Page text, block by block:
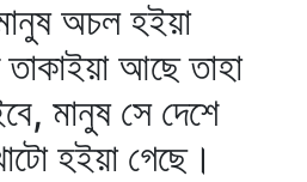
মানুষ অচল হইয়া
তাকাইয়া আছে তাহা
মানুষ সে দেশে
হইয়া গেছে।